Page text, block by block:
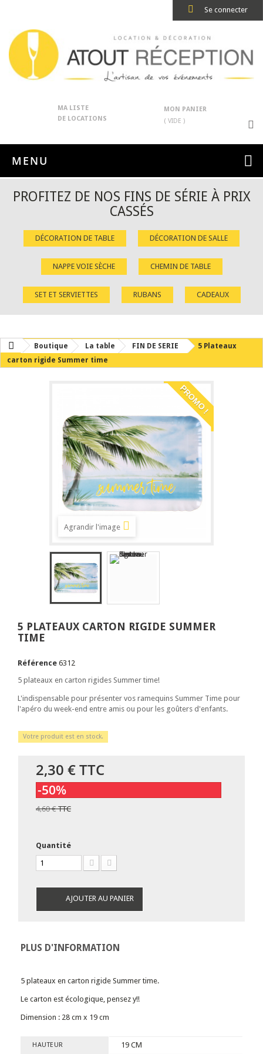
Se connecter
MA LISTE
DE LOCATIONS
MON PANIER
( VIDE )
MENU
PROFITEZ DE NOS FINS DE SÉRIE À PRIX
CASSÉS
DÉCORATION DE TABLE DÉCORATION DE SALLE
NAPPE VOIE SÈCHE CHEMIN DE TABLE
SET ET SERVIETTES RUBANS CADEAUX
Boutique La table FIN DE SERIE
5 Plateaux
carton rigide Summer time
PROMO !
Agrandir l'image
5 PLATEAUX CARTON RIGIDE SUMMER
TIME
Référence 6312
5 plateaux en carton rigides Summer time!
L'indispensable pour présenter vos ramequins Summer Time pour
l'apéro du week-end entre amis ou pour les goûters d'enfants.
Votre produit est en stock.
2,30 €TTC
-50%
4,60 €TTC
Quantité
AJOUTER AU PANIER
PLUS D'INFORMATION
5 plateaux en carton rigide Summer time.
Le carton est écologique, pensez y!!
Dimension : 28 cm x 19 cm
HAUTEUR 19 CM